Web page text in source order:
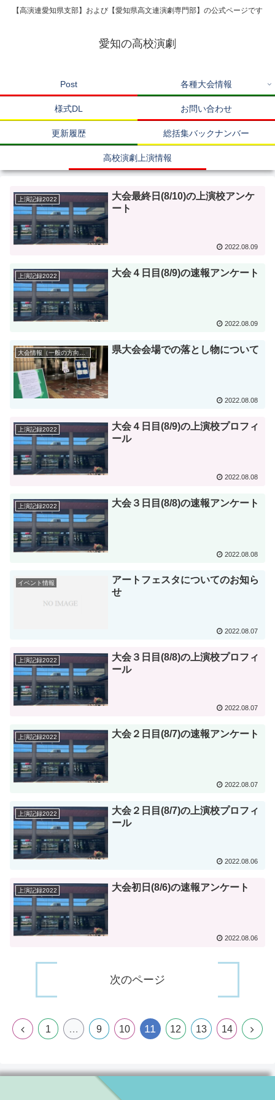
【高演連愛知県支部】および【愛知県高文連演劇専門部】の公式ページです
愛知の高校演劇
Post 各種大会情報
様式DL お問い合わせ
更新履歴 総括集バックナンバー
高校演劇上演情報
上演記録2022
大会最終日(8/10)の上演校アンケ
ート
2022.08.09
上演記録2022 大会４日目(8/9)の速報アンケート
2022.08.09
県大会会場での落とし物について
2022.08.08
上演記録2022
大会４日目(8/9)の上演校プロフィ
ール
2022.08.08
上演記録2022 大会３日目(8/8)の速報アンケート
2022.08.08
イベント情報
アートフェスタについてのお知ら
せ
2022.08.07
上演記録2022
大会３日目(8/8)の上演校プロフィ
ール
2022.08.07
上演記録2022 大会２日目(8/7)の速報アンケート
2022.08.07
上演記録2022
大会２日目(8/7)の上演校プロフィ
ール
2022.08.06
上演記録2022 大会初日(8/6)の速報アンケート
2022.08.06
次のページ
1 … 9 10 11 12 13 14